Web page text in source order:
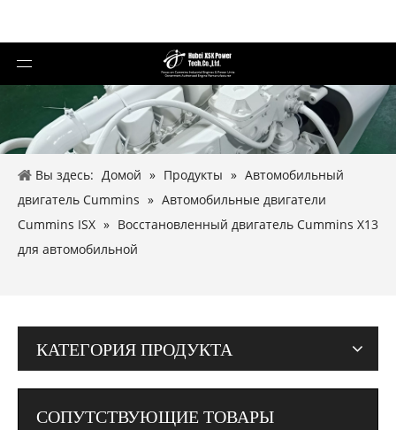
Вы здесь: Домой » Продукты » Автомобильный
двигатель Cummins » Автомобильные двигатели
Cummins ISX » Восстановленный двигатель Cummins X13
для автомобильной
КАТЕГОРИЯ ПРОДУКТА
СОПУТСТВУЮЩИЕ ТОВАРЫ